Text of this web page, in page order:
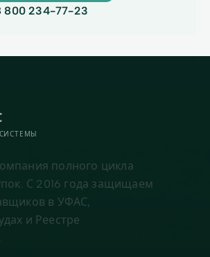
800 234-77-23
полного цикла
С 2016 года защищаем
в УФАС,
и Реестре